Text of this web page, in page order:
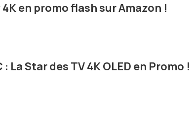
en promo flash sur Amazon !
La Star des TV 4K OLED en Promo !